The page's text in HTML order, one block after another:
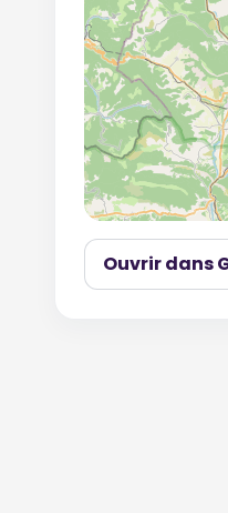
Ouvrir dans